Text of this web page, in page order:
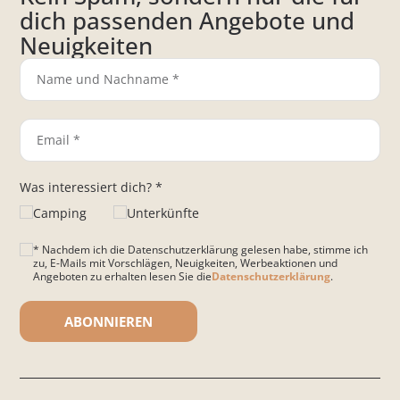
dich passenden Angebote und
Neuigkeiten
Was interessiert dich? *
Camping
Unterkünfte
* Nachdem ich die Datenschutzerklärung gelesen habe, stimme ich
zu, E-Mails mit Vorschlägen, Neuigkeiten, Werbeaktionen und
Angeboten zu erhalten lesen Sie dieDatenschutzerklärung.
Bitte lasse dieses Feld leer.